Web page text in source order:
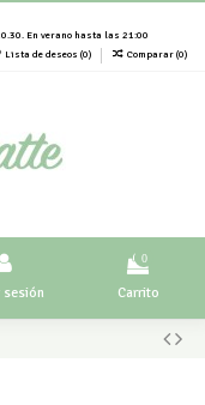
En verano hasta las 21:00
Lista de deseos (0) Comparar (0)
sesión
0
Carrito